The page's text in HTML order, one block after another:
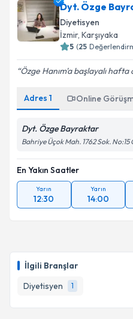
İlgili Branşlar
Diyetisyen
1
Dyt. Özge
Diyetisyen
İzmir, Karşıyaka
5 (25
Özge Hanım'a başlayalı hafta
Adres 1 Online
Dyt. Özge Bayraktar
Bahriye Üçok Mah. 1762 Sok.
En Yakın Saatler
Yarın
12:30
Yarın
14:00